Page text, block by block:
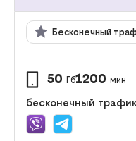
Бесконечный
50 Гб1200 мин
бесконечный трафик